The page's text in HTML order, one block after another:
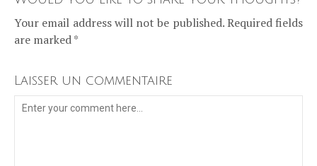
Your email address will not be published. Required fields
are marked *
Laisser un commentaire